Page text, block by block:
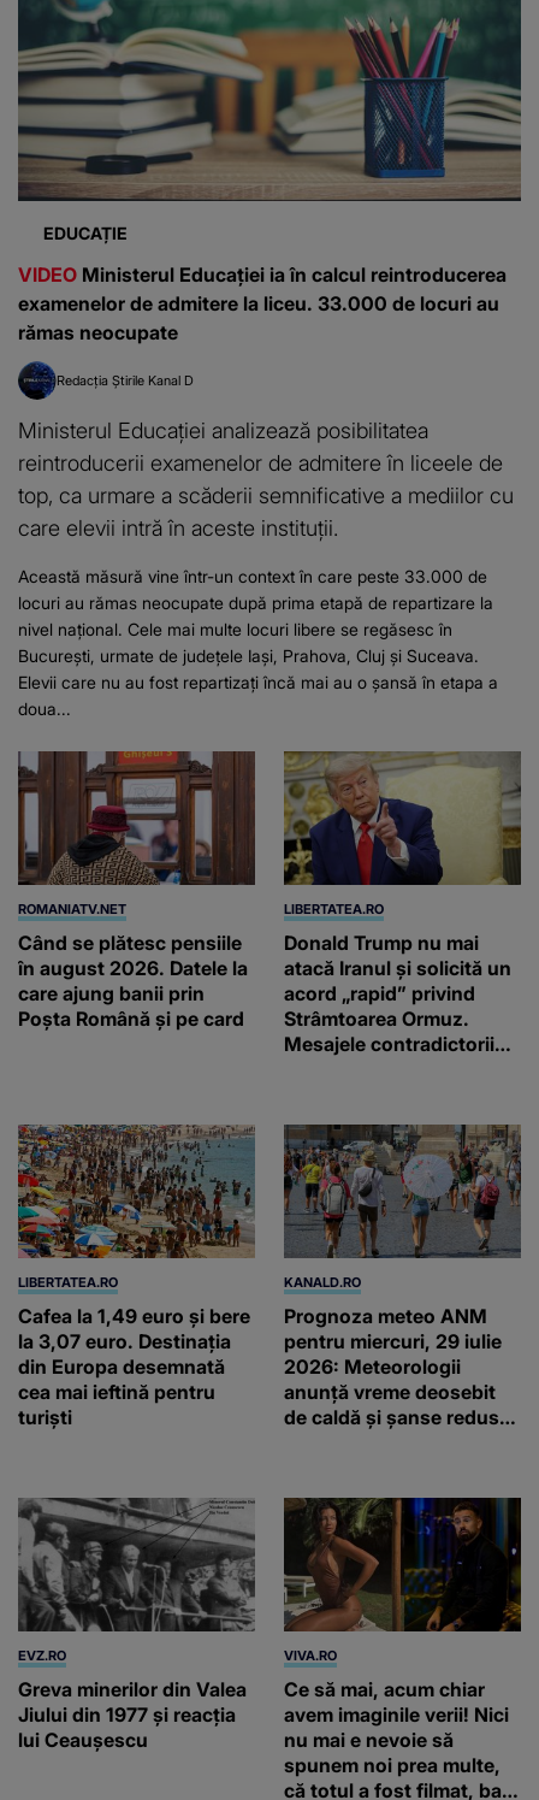
EDUCAȚIE
VIDEO Ministerul Educației ia în calcul reintroducerea
examenelor de admitere la liceu. 33.000 de locuri au
rămas neocupate
Redacția Știrile Kanal D
Ministerul Educației analizează posibilitatea
reintroducerii examenelor de admitere în liceele de
top, ca urmare a scăderii semnificative a mediilor cu
care elevii intră în aceste instituții.
Această măsură vine într-un context în care peste 33.000 de
locuri au rămas neocupate după prima etapă de repartizare la
nivel național. Cele mai multe locuri libere se regăsesc în
București, urmate de județele Iași, Prahova, Cluj și Suceava.
Elevii care nu au fost repartizați încă mai au o șansă în etapa a
doua...
ROMANIATV.NET
Când se plătesc pensiile
în august 2026. Datele la
care ajung banii prin
Poșta Română și pe card
LIBERTATEA.RO
Donald Trump nu mai
atacă Iranul și solicită un
acord „rapid” privind
Strâmtoarea Ormuz.
Mesajele contradictorii
LIBERTATEA.RO
Cafea la 1,49 euro și bere
la 3,07 euro. Destinația
din Europa desemnată
cea mai ieftină pentru
turiști
KANALD.RO
Prognoza meteo ANM
pentru miercuri, 29 iulie
2026: Meteorologii
anunță vreme deosebit
de caldă și șanse reduse
EVZ.RO
Greva minerilor din Valea
Jiului din 1977 și reacția
lui Ceaușescu
VIVA.RO
Ce să mai, acum chiar
avem imaginile verii! Nici
nu mai e nevoie să
spunem noi prea multe,
că totul a fost filmat, ba